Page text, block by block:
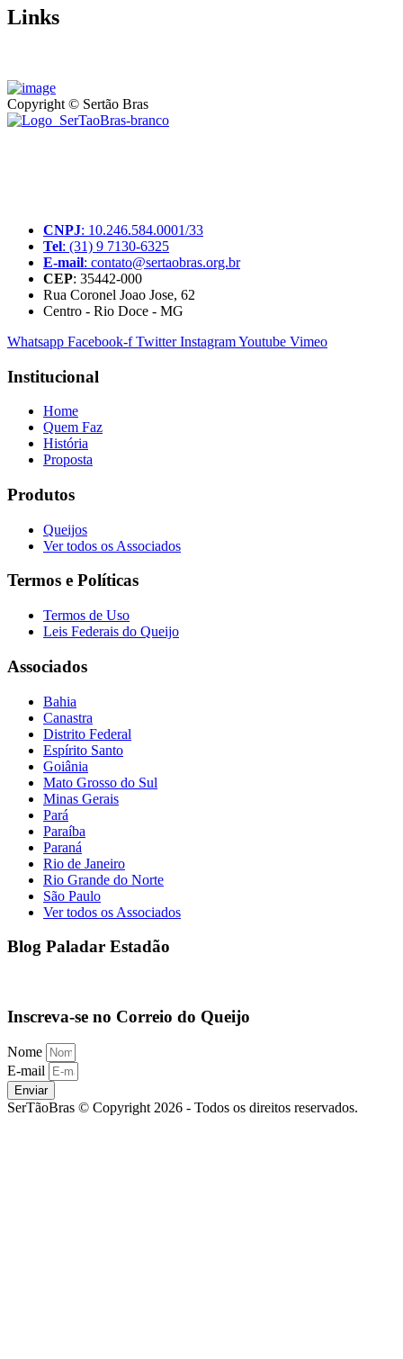
Links
Copyright © Sertão Bras
CNPJ: 10.246.584.0001/33
Tel: (31) 9 7130-6325
E-mail: contato@sertaobras.org.br
CEP: 35442-000
Rua Coronel Joao Jose, 62
Centro - Rio Doce - MG
Whatsapp Facebook-f Twitter InstagramYoutube Vimeo
Institucional
Home
Quem Faz
História
Proposta
Produtos
Queijos
Ver todos os Associados
Termos e Políticas
Termos de Uso
Leis Federais do Queijo
Associados
Bahia
Canastra
Distrito Federal
Espírito Santo
Goiânia
Mato Grosso do Sul
Minas Gerais
Pará
Paraíba
Paraná
Rio de Janeiro
Rio Grande do Norte
São Paulo
Ver todos os Associados
Blog Paladar Estadão
Inscreva-se no Correio do Queijo
Nome
E-mail
Enviar
SerTãoBras © Copyright 2026 - Todos os direitos reservados.